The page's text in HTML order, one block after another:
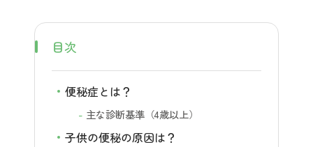
目次
便秘症とは？
主な診断基準（4歳以上）
子供の便秘の原因は？